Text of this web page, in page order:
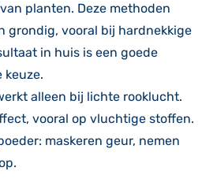
planten. Deze methoden
grondig, vooral bij hardnekkige
in huis is een goede
keuze.
alleen bij lichte rooklucht.
vooral op vluchtige stoffen.
maskeren geur, nemen